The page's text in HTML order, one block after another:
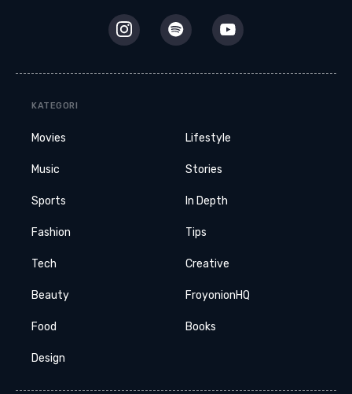
KATEGORI
Movies
Music
Sports
Fashion
Tech
Beauty
Food
Design
Lifestyle
Stories
In Depth
Tips
Creative
FroyonionHQ
Books